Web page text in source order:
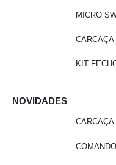
MICRO
KIT
NOVIDADES